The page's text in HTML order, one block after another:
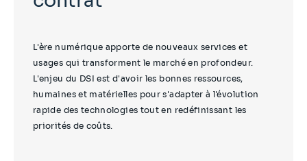
L'ère numérique apporte de nouveaux services et
usages qui transforment le marché en profondeur.
L'enjeu du DSI est d'avoir les bonnes ressources,
humaines et matérielles pour s'adapter à l'évolution
rapide des technologies tout en redéfinissant les
priorités de coûts.